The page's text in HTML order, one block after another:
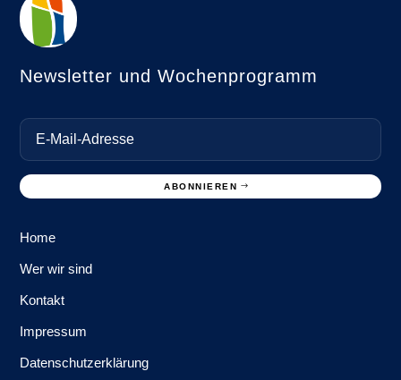
Newsletter und Wochenprogramm
ABONNIEREN
Home
Wer wir sind
Kontakt
Impressum
Datenschutzerklärung